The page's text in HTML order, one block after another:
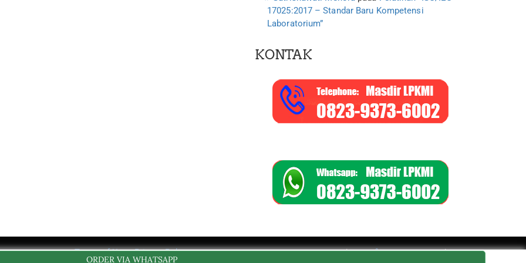
ORDER VIA WHATSAPP
17025:2017 – Standar Baru Kompetensi
Laboratorium”
KONTAK
Terms of Use - Privacy Policy WordPress SEOPress ProTheme